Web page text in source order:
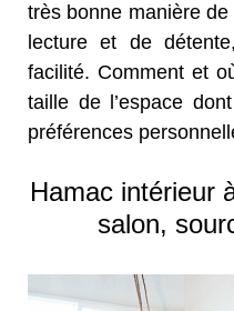
très bonne manière
lecture et de
facilité. Comment et
taille de l’espace
préférences
Hamac intérieur
salon,